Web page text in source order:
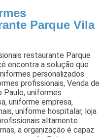
Parque Vila
restaurante Parque
encontra a solução que
personalizados.
profissionais, Venda de
Paulo, uniformes
uniforme empresa,
uniforme hospitalar, loja
altamente
a organização é capaz